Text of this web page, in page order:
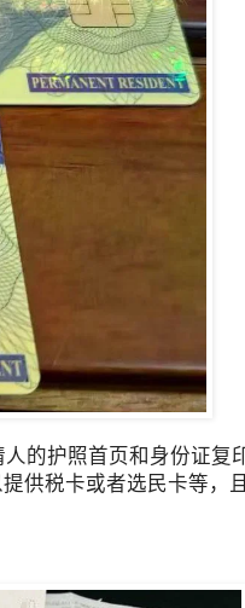
的护照首页和身份证复
供税卡或者选民卡等，